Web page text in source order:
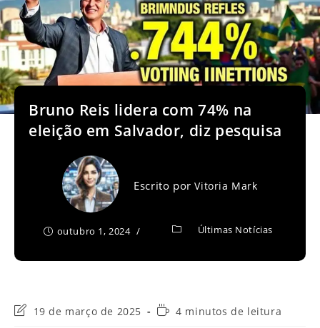
Bruno Reis lidera com 74% na
eleição em Salvador, diz pesquisa
Escrito porVitoria Mark
outubro 1, 2024 Últimas Notícias
Última19 de março de 2025
Tempo4 minutos de leitura